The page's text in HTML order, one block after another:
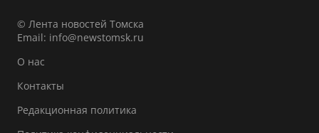
© Лента новостей Томска
Email: info@newstomsk.ru
О нас
Контакты
Редакционная политика